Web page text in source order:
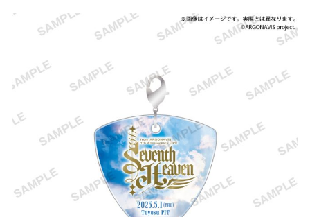
Goods
About
Navi Art
Chronicle